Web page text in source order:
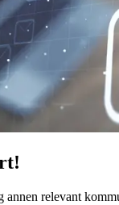
annen relevant